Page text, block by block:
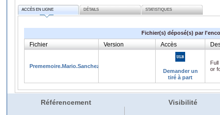
ACCÈS EN LIGNE DÉTAILS STATISTIQUES
Fichier(s) déposé(s) par
Fichier Version Accès
Prememoire.Mario.Sanchez.pdf
Demander un
tiré à part
or
Référencement Visibilité